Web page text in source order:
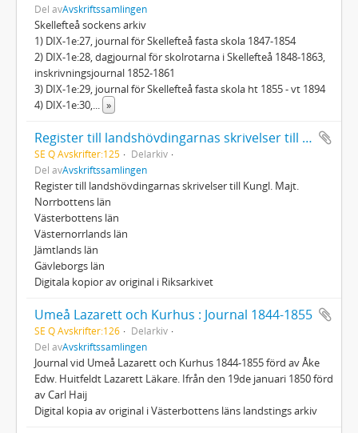
Del avAvskriftssamlingen
Skellefteå sockens arkiv
1) DIX-1e:27, journal för Skellefteå fasta skola 1847-1854
2) DIX-1e:28, dagjournal för skolrotarna i Skellefteå 1848-1863,
inskrivningsjournal 1852-1861
3) DIX-1e:29, journal för Skellefteå fasta skola ht 1855 - vt 1894
4) DIX-1e:30,
»
Register till landshövdingarnas skrivelser till Kungl. Majt.
SE Q Avskrifter:125
Delarkiv
Del avAvskriftssamlingen
Register till landshövdingarnas skrivelser till Kungl. Majt.
Norrbottens län
Västerbottens län
Västernorrlands län
Jämtlands län
Gävleborgs län
Digitala kopior av original i Riksarkivet
Umeå Lazarett och Kurhus : Journal 1844-1855
SE Q Avskrifter:126
Delarkiv
Del avAvskriftssamlingen
Journal vid Umeå Lazarett och Kurhus 1844-1855 förd av Åke
Edw. Huitfeldt Lazarett Läkare. Ifrån den 19de januari 1850 förd
av Carl Haij
Digital kopia av original i Västerbottens läns landstings arkiv